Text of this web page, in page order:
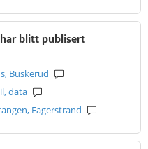
blitt publisert
Buskerud
data
Fagerstrand